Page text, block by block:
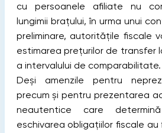
cu persoanele afiliate nu
lungimii brațului, în urma unui
preliminare, autoritățile fiscale
estimarea prețurilor de transfer
a intervalului de comparabilitate.
Deși amenzile pentru
precum și pentru prezentarea
neautentice care
eschivarea obligațiilor fiscale